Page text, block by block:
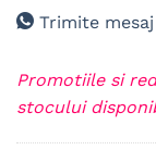
Trimite
Promotiile si
stocului